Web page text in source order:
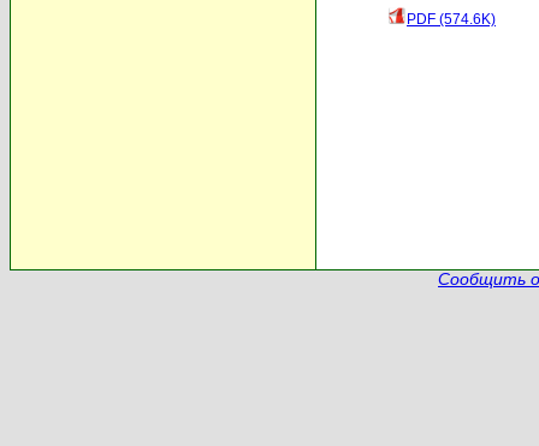
PDF (574.6K)
Сообщить о